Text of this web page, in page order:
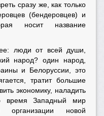
сразу же, как только
(бендеровцев) и
носит название
люди от всей души,
народ? один народ,
и Белоруссии, это
тратит большие
экономику, наладить
время Западный мир
новой